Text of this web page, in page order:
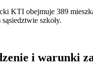
KTI obejmuje 389
szkoły.
i warunki